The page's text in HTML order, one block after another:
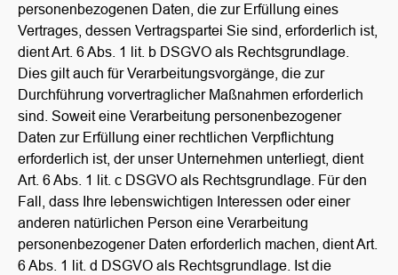
personenbezogenen Daten, die zur Erfüllung eines
Vertrages, dessen Vertragspartei Sie sind, erforderlich ist,
dient Art. 6 Abs. 1 lit. b DSGVO als Rechtsgrundlage.
Dies gilt auch für Verarbeitungsvorgänge, die zur
Durchführung vorvertraglicher Maßnahmen erforderlich
sind. Soweit eine Verarbeitung personenbezogener
Daten zur Erfüllung einer rechtlichen Verpflichtung
erforderlich ist, der unser Unternehmen unterliegt, dient
Art. 6 Abs. 1 lit. c DSGVO als Rechtsgrundlage. Für den
Fall, dass Ihre lebenswichtigen Interessen oder einer
anderen natürlichen Person eine Verarbeitung
personenbezogener Daten erforderlich machen, dient Art.
6 Abs. 1 lit. d DSGVO als Rechtsgrundlage. Ist die